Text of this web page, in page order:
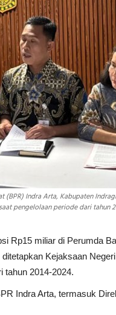
(BPR) Indra Arta, Kabupaten
pengelolaan periode dari tahun
Rp15 miliar di Perumda
Kejaksaan
tahun 2014-2024.
Indra Arta, termasuk